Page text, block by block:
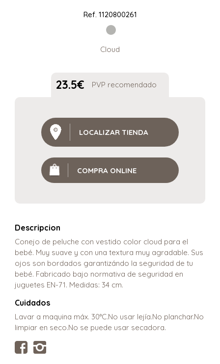
Ref. 1120800261
Cloud
23.5€ PVP recomendado
LOCALIZAR TIENDA
COMPRA ONLINE
Descripcion
Conejo de peluche con vestido color cloud para el
bebé. Muy suave y con una textura muy agradable. Sus
ojos son bordados garantizándo la seguridad de tu
bebé. Fabricado bajo normativa de seguridad en
juguetes EN-71. Medidas: 34 cm.
Cuidados
Lavar a maquina máx. 30°C.No usar lejía.No planchar.No
limpiar en seco.No se puede usar secadora.